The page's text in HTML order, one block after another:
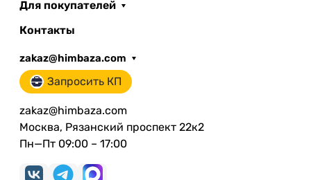
Для покупателей
Контакты
zakaz@himbaza.com
Запросить КП
zakaz@himbaza.com
Москва, Рязанский проспект 22к2
Пн—Пт 09:00 – 17:00